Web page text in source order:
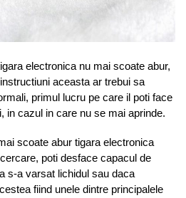
electronica nu mai scoate abur,
aceasta ar trebui sa
primul lucru pe care il poti face
in cazul in care nu se mai aprinde.
scoate abur tigara electronica
poti desface capacul de
s-a varsat lichidul sau daca
fiind unele dintre principalele